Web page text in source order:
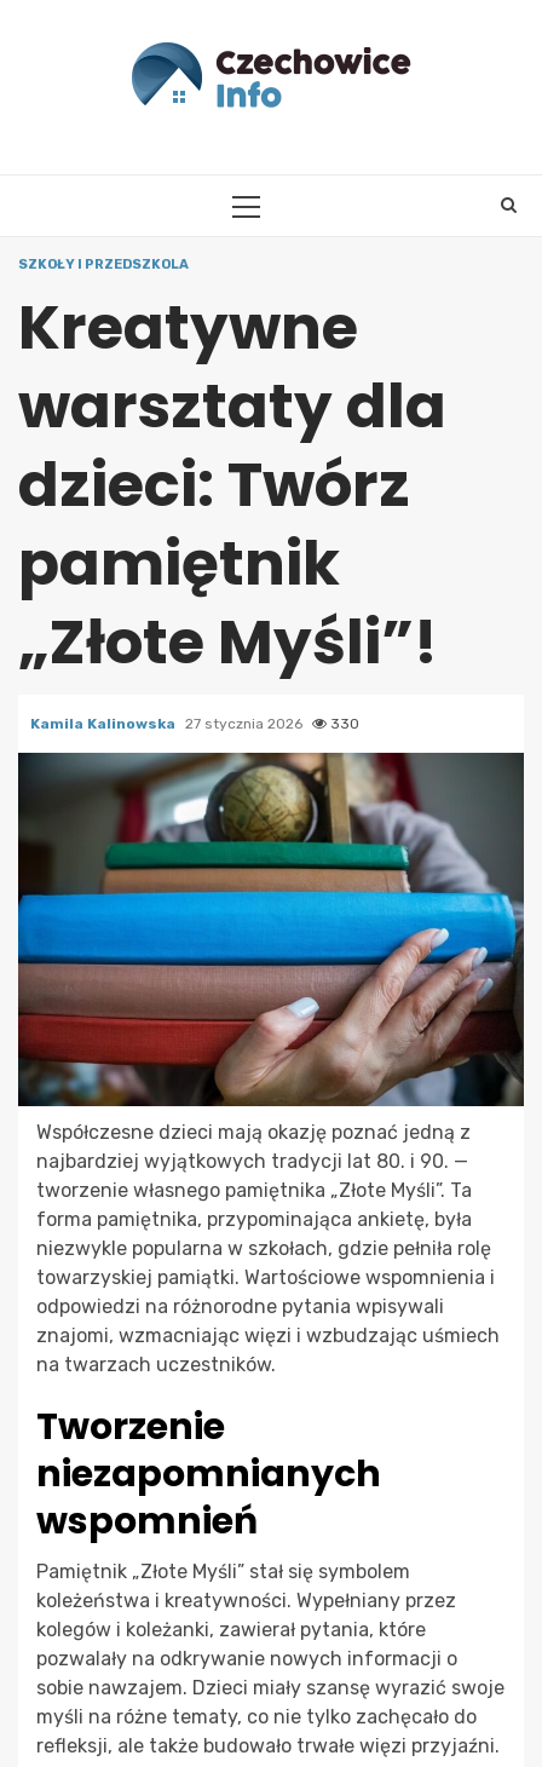
PRIMARY
SZKOŁY I PRZEDSZKOLA
Kreatywne
warsztaty dla
dzieci: Twórz
pamiętnik
„Złote Myśli”!
Kamila Kalinowska 27 stycznia 2026 330
Współczesne dzieci mają okazję poznać jedną z
najbardziej wyjątkowych tradycji lat 80. i 90. —
tworzenie własnego pamiętnika „Złote Myśli”. Ta
forma pamiętnika, przypominająca ankietę, była
niezwykle popularna w szkołach, gdzie pełniła rolę
towarzyskiej pamiątki. Wartościowe wspomnienia i
odpowiedzi na różnorodne pytania wpisywali
znajomi, wzmacniając więzi i wzbudzając uśmiech
na twarzach uczestników.
Tworzenie
niezapomnianych
wspomnień
Pamiętnik „Złote Myśli” stał się symbolem
koleżeństwa i kreatywności. Wypełniany przez
kolegów i koleżanki, zawierał pytania, które
pozwalały na odkrywanie nowych informacji o
sobie nawzajem. Dzieci miały szansę wyrazić swoje
myśli na różne tematy, co nie tylko zachęcało do
refleksji, ale także budowało trwałe więzi przyjaźni.